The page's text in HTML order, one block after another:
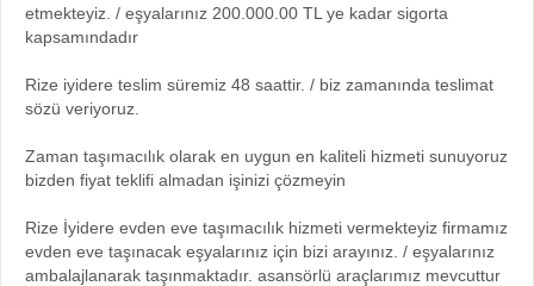
etmekteyiz. / eşyalarınız 200.000.00 TL ye kadar sigorta
kapsamındadır
Rize iyidere teslim süremiz 48 saattir. / biz zamanında teslimat
sözü veriyoruz.
Zaman taşımacılık olarak en uygun en kaliteli hizmeti sunuyoruz
bizden fiyat teklifi almadan işinizi çözmeyin
Rize İyidere evden eve taşımacılık hizmeti vermekteyiz firmamız
evden eve taşınacak eşyalarınız için bizi arayınız. / eşyalarınız
ambalajlanarak taşınmaktadır. asansörlü araçlarımız mevcuttur